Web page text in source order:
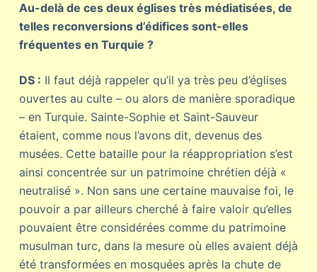
Au-delà de ces deux églises très médiatisées, de
telles reconversions d’édifices sont-elles
fréquentes en Turquie ?
DS : Il faut déjà rappeler qu’il ya très peu d’églises
ouvertes au culte – ou alors de manière sporadique
– en Turquie. Sainte-Sophie et Saint-Sauveur
étaient, comme nous l’avons dit, devenus des
musées. Cette bataille pour la réappropriation s’est
ainsi concentrée sur un patrimoine chrétien déjà «
neutralisé ». Non sans une certaine mauvaise foi, le
pouvoir a par ailleurs cherché à faire valoir qu’elles
pouvaient être considérées comme du patrimoine
musulman turc, dans la mesure où elles avaient déjà
été transformées en mosquées après la chute de